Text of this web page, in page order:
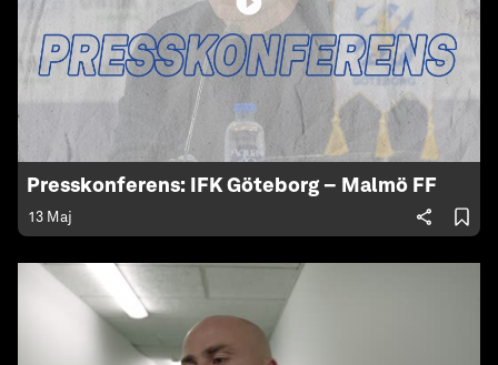
Presskonferens: IFK Göteborg – Malmö FF
13 Maj